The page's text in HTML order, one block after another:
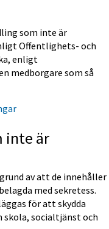
som inte är
Offentlighets- och
enligt
medborgare som så
inte är
av att de innehåller
med sekretess.
för att skydda
skola, socialtjänst och